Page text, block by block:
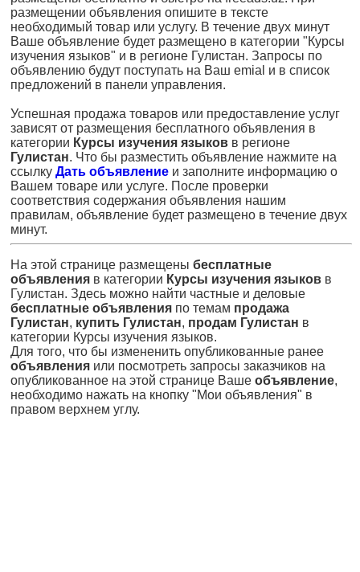
размещении объявления опишите в тексте
необходимый товар или услугу. В течение двух минут
Ваше объявление будет размещено в категории "Курсы
изучения языков" и в регионе Гулистан. Запросы по
объявлению будут поступать на Ваш emial и в список
предложений в панели управления.
Успешная продажа товаров или предоставление услуг
зависят от размещения бесплатного объявления в
категории Курсы изучения языков в регионе
Гулистан. Что бы разместить объявление нажмите на
ссылку Дать объявление и заполните информацию о
Вашем товаре или услуге. После проверки
соответствия содержания объявления нашим
правилам, объявление будет размещено в течение двух
минут.
На этой странице размещены бесплатные
объявления в категории Курсы изучения языков в
Гулистан. Здесь можно найти частные и деловые
бесплатные объявления по темам продажа
Гулистан, купить Гулистан, продам Гулистан в
категории Курсы изучения языков.
Для того, что бы измененить опубликованные ранее
объявления или посмотреть запросы заказчиков на
опубликованное на этой странице Ваше объявление,
необходимо нажать на кнопку "Мои объявления" в
правом верхнем углу.